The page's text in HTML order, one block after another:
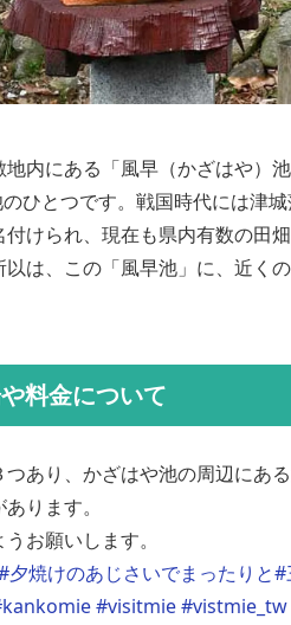
内にある「風早（かざはや）
ひとつです。戦国時代には津
けられ、現在も県内有数の田
は、この「風早池」に、近く
料金について
あり、かざはや池の周辺にあ
ります。
お願いします。
夕焼けのあじさいでまったりと#
#visitmie#vistmie_tw